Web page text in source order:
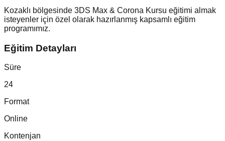
Kozaklı bölgesinde 3DS Max & Corona Kursu eğitimi almak
isteyenler için özel olarak hazırlanmış kapsamlı eğitim
programımız.
Eğitim Detayları
Süre
24
Format
Online
Kontenjan